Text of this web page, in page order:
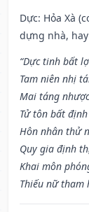
Dực: Hỏa Xà
dựng nhà,
“Dực tinh bất
Tam niên nhị
Mai táng
Tử tôn bất
Hôn nhân thử
Quy gia định
Khai môn
Thiếu nữ tham